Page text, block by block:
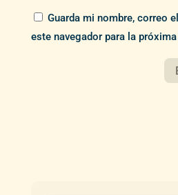
Guarda mi nombre, correo
este navegador para la